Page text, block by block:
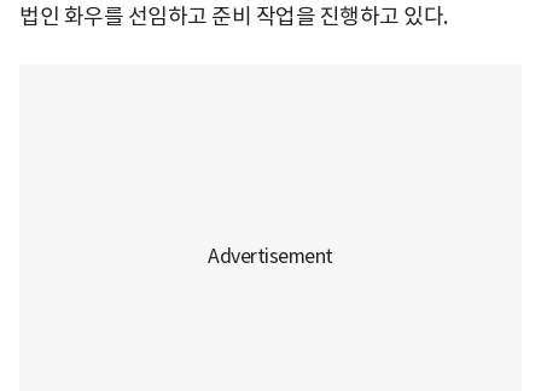
법인 화우를 선임하고 준비 작업을 진행하고 있다.